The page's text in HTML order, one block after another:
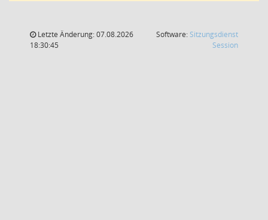
Letzte Änderung: 07.08.2026
18:30:45
Software: Sitzungsdienst
Session(Wird in